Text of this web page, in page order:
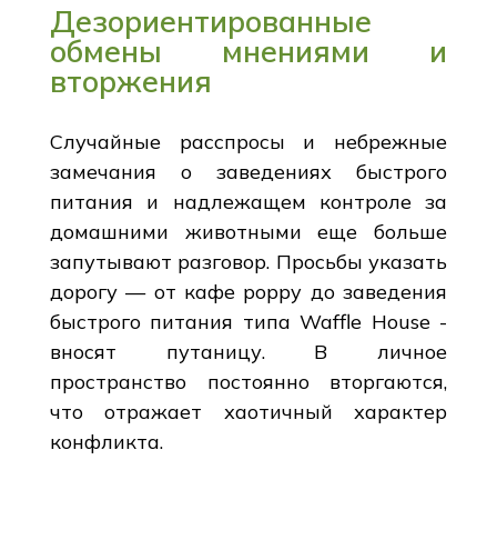
Дезориентированные
обмены мнениями и
вторжения
Случайные расспросы и небрежные
замечания о заведениях быстрого
питания и надлежащем контроле за
домашними животными еще больше
запутывают разговор. Просьбы указать
дорогу — от кафе poppy до заведения
быстрого питания типа Waffle House -
вносят путаницу. В личное
пространство постоянно вторгаются,
что отражает хаотичный характер
конфликта.